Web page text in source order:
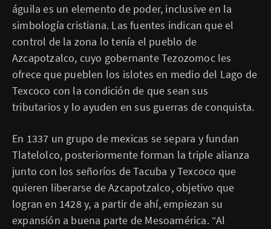
águila es un elemento de poder, inclusive en la
simbología cristiana. Las fuentes indican que el
control de la zona lo tenía el pueblo de
Azcapotzalco, cuyo gobernante Tezozomoc les
ofrece que pueblen los islotes en medio del Lago de
Texcoco con la condición de que sean sus
tributarios y lo ayuden en sus guerras de conquista.
En 1337 un grupo de mexicas se separa y fundan
Tlatelolco, posteriormente forman la triple alianza
junto con los señoríos de Tacuba y Texcoco que
quieren liberarse de Azcapotzalco, objetivo que
logran en 1428 y, a partir de ahí, empiezan su
expansión a buena parte de Mesoamérica. “Al